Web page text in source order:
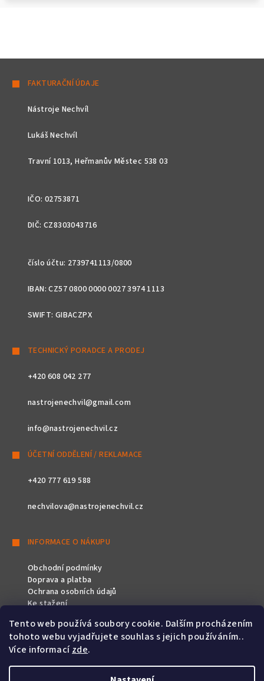
Tento web používá soubory cookie. Dalším procházením
tohoto webu vyjadřujete souhlas s jejich používáním..
Více informacízde.
FAKTURAČNÍ ÚDAJE
Nástroje Nechvíl
Lukáš Nechvíl
Travní 1013, Heřmanův Městec 538 03
IČO: 02753871
DIČ: CZ8303043716
číslo účtu: 2739741113/0800
IBAN: CZ57 0800 0000 0027 3974 1113
SWIFT: GIBACZPX
TECHNICKÝ PORADCE A PRODEJ
+420 608 042 277
nastrojenechvil@gmail.com
info@nastrojenechvil.cz
ÚČETNÍ ODDĚLENÍ / REKLAMACE
+420 777 619 588
nechvilova@nastrojenechvil.cz
INFORMACE O NÁKUPU
Obchodní podmínky
Doprava a platba
Ochrana osobních údajů
Ke stažení
SLEDUJTE NÁS